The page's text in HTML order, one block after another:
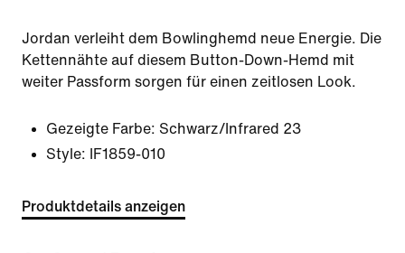
Jordan verleiht dem Bowlinghemd neue Energie. Die
Kettennähte auf diesem Button-Down-Hemd mit
weiter Passform sorgen für einen zeitlosen Look.
Gezeigte Farbe: Schwarz/Infrared 23
Style:
IF1859-010
Produktdetails anzeigen